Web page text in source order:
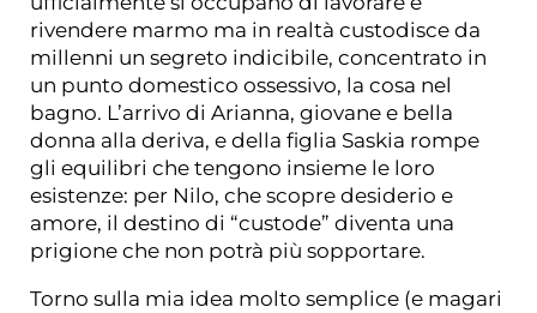
rivendere marmo ma in realtà custodisce da
millenni un segreto indicibile, concentrato in
un punto domestico ossessivo, la cosa nel
bagno. L’arrivo di Arianna, giovane e bella
donna alla deriva, e della figlia Saskia rompe
gli equilibri che tengono insieme le loro
esistenze: per Nilo, che scopre desiderio e
amore, il destino di “custode” diventa una
prigione che non potrà più sopportare.
Torno sulla mia idea molto semplice (e magari